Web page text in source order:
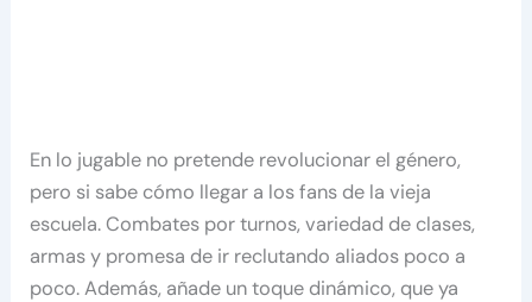
En lo jugable no pretende revolucionar el género,
pero si sabe cómo llegar a los fans de la vieja
escuela. Combates por turnos, variedad de clases,
armas y promesa de ir reclutando aliados poco a
poco. Además, añade un toque dinámico, que ya